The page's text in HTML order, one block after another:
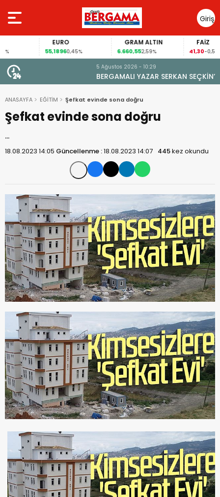
Giriş
Yap
EURO
55,18960,45%
GRAM ALTIN
6.660,552,59% 41,30-0,55%
BERGAMALI YAZAR SERKAN SEÇKİN’DEN ANIT HİTAPLI
KİTAP: “PERGAMON’DAN ARTVİN’E”
ANASAYFA EĞİTİM Şefkat evinde sona doğru
Şefkat evinde sona doğru
…
18.08.2023 14:05 Güncellenme :18.08.2023 14:07 445kez okundu